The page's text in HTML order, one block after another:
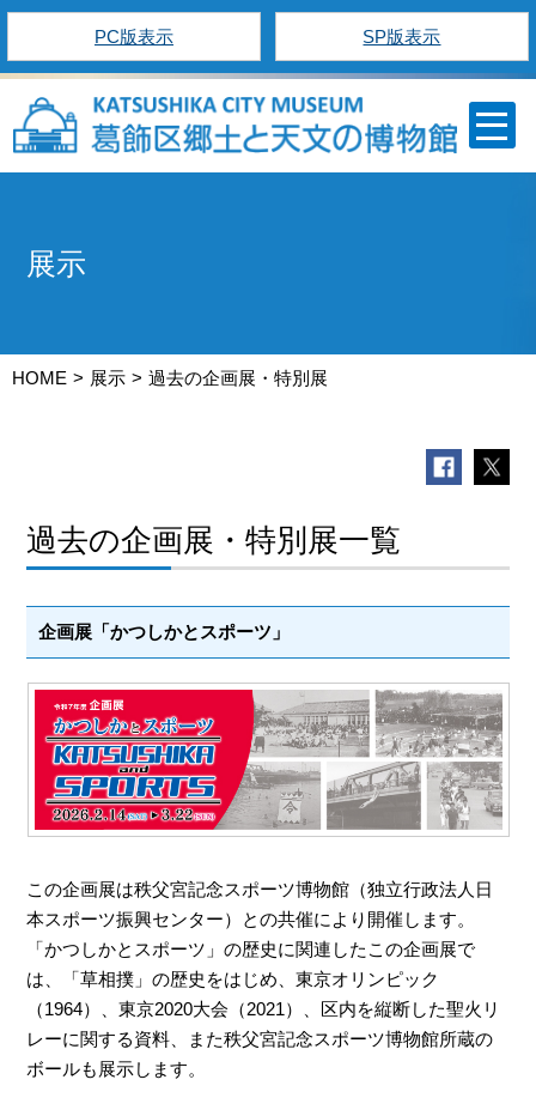
PC版表示 SP版表示
展示
HOME 展示 過去の企画展・特別展
過去の企画展・特別展一覧
企画展「かつしかとスポーツ」
この企画展は秩父宮記念スポーツ博物館（独立行政法人日
本スポーツ振興センター）との共催により開催します。
「かつしかとスポーツ」の歴史に関連したこの企画展で
は、「草相撲」の歴史をはじめ、東京オリンピック
（1964）、東京2020大会（2021）、区内を縦断した聖火リ
レーに関する資料、また秩父宮記念スポーツ博物館所蔵の
ボールも展示します。